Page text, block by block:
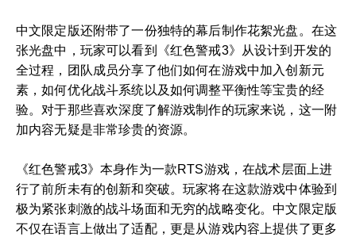
中文限定版还附带了一份独特的幕后制作花絮光盘。在这
张光盘中，玩家可以看到《红色警戒3》从设计到开发的
全过程，团队成员分享了他们如何在游戏中加入创新元
素，如何优化战斗系统以及如何调整平衡性等宝贵的经
验。对于那些喜欢深度了解游戏制作的玩家来说，这一附
加内容无疑是非常珍贵的资源。
《红色警戒3》本身作为一款RTS游戏，在战术层面上进
行了前所未有的创新和突破。玩家将在这款游戏中体验到
极为紧张刺激的战斗场面和无穷的战略变化。中文限定版
不仅在语言上做出了适配，更是从游戏内容上提供了更多